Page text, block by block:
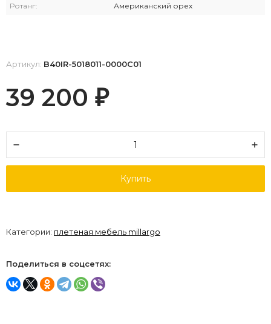
Ротанг: Американский орех
Артикул: B40IR-5018011-0000C01
39 200 ₽
Купить
Категории: плетеная мебель millargo
Поделиться в соцсетях: